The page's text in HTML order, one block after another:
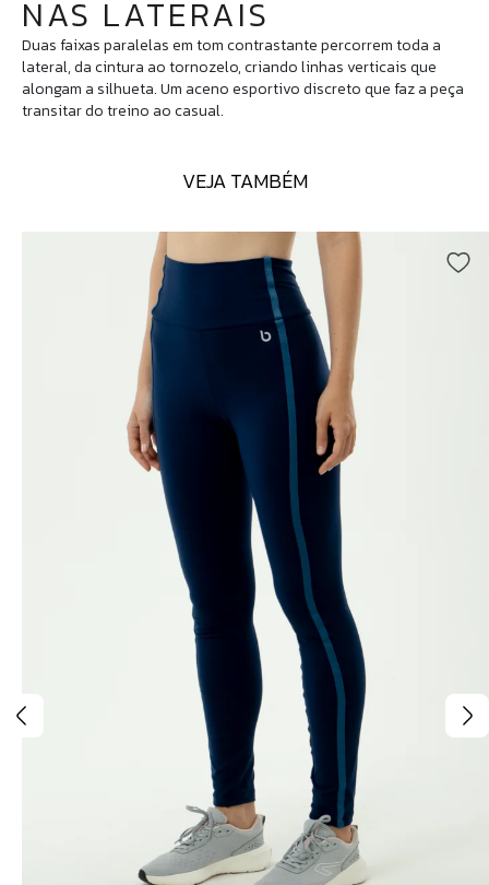
NAS LATERAIS
Duas faixas paralelas em tom contrastante percorrem toda a
lateral, da cintura ao tornozelo, criando linhas verticais que
alongam a silhueta. Um aceno esportivo discreto que faz a peça
transitar do treino ao casual.
VEJA TAMBÉM